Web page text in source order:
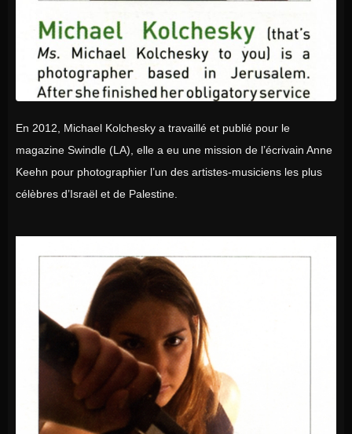
En 2012, Michael Kolchesky a travaillé et publié pour le
magazine Swindle (LA), elle a eu une mission de l’écrivain Anne
Keehn pour photographier l’un des artistes-musiciens les plus
célèbres d’Israël et de Palestine.